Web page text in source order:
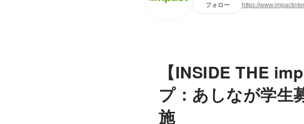
フォロー https://
【INSIDE THE
プ：あしなが学生
施